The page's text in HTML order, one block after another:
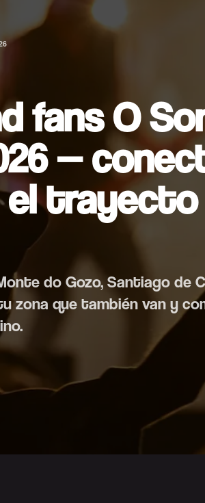
fans O
—
trayecto
do Gozo, Santiago de
zona que también van y